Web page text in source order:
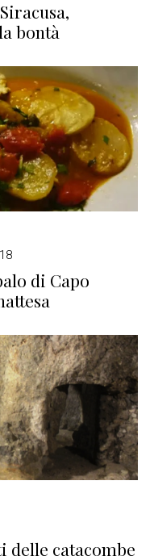
bontà
di Capo
catacombe